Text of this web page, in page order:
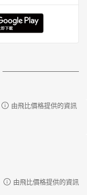
由飛比價格提供的資訊
由飛比價格提供的資訊